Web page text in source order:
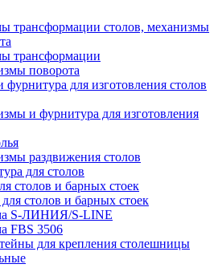
трансформации столов, механизмы
трансформации
поворота
для изготовления столов
и фурнитура для изготовления
раздвижения столов
для столов
столов и барных стоек
столов и барных стоек
S-ЛИНИЯ/S-LINE
FBS 3506
для крепления столешницы